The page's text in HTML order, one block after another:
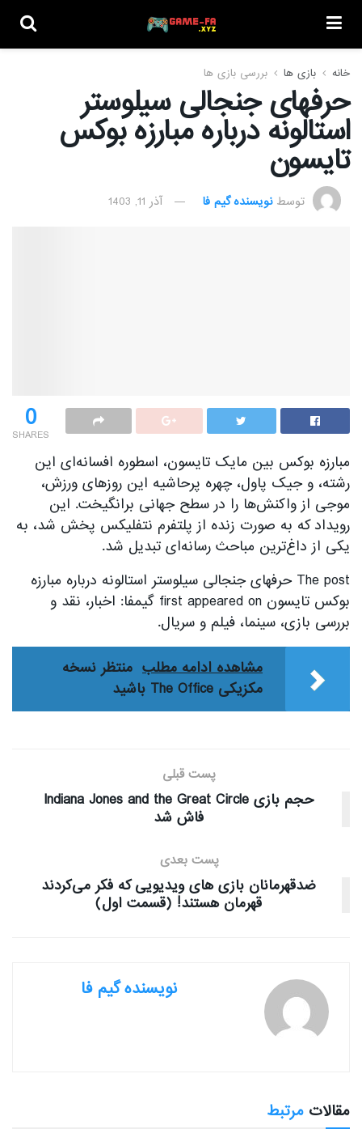
خانه بازی ها بررسی بازی ها
حرفهای جنجالی سیلوستر
استالونه درباره مبارزه بوکس
تایسون
توسط نویسنده گیم فا آذر 11, 1403
0
SHARES
مبارزه بوکس بین مایک تایسون، اسطوره افسانه‌ای این
رشته، و جیک پاول، چهره پرحاشیه این روزهای ورزش،
موجی از واکنش‌ها را در سطح جهانی برانگیخت. این
رویداد که به صورت زنده از پلتفرم نتفلیکس پخش شد، به
یکی از داغ‌ترین مباحث رسانه‌ای تبدیل شد.
The post حرفهای جنجالی سیلوستر استالونه درباره مبارزه
بوکس تایسون first appeared on گیمفا: اخبار، نقد و
بررسی بازی، سینما، فیلم و سریال.
مشاهده ادامه مطلب منتظر نسخه
مکزیکی The Office باشید
پست قبلی
حجم بازی Indiana Jones and the Great Circle
فاش شد
پست بعدی
ضدقهرمانان بازی های ویدیویی که فکر می‌کردند
قهرمان هستند! (قسمت اول)
نویسنده گیم فا
مقالات مرتبط